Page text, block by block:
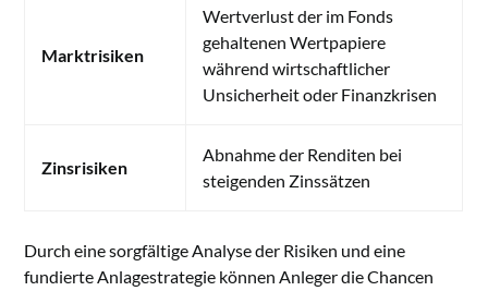
Marktrisiken
Wertverlust der im Fonds
gehaltenen Wertpapiere
während wirtschaftlicher
Unsicherheit oder Finanzkrisen
Zinsrisiken
Abnahme der Renditen bei
steigenden Zinssätzen
Durch eine sorgfältige Analyse der Risiken und eine
fundierte Anlagestrategie können Anleger die Chancen